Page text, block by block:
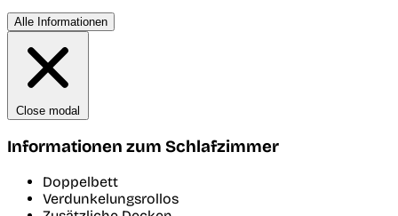
Alle Informationen
Close modal
Informationen zum Schlafzimmer
Doppelbett
Verdunkelungsrollos